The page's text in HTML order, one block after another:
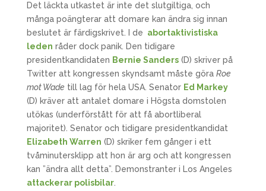
Det läckta utkastet är inte det slutgiltiga, och
många poängterar att domare kan ändra sig innan
beslutet är färdigskrivet. I de abortaktivistiska
leden råder dock panik. Den tidigare
presidentkandidaten Bernie Sanders(D) skriver på
Twitter att kongressen skyndsamt måste göra Roe
mot Wade till lag för hela USA. Senator Ed Markey
(D) kräver att antalet domare i Högsta domstolen
utökas (underförstått för att få abortliberal
majoritet). Senator och tidigare presidentkandidat
Elizabeth Warren (D) skriker fem gånger i ett
tvåminutersklipp att hon är arg och att kongressen
kan ”ändra allt detta”. Demonstranter i Los Angeles
attackerar polisbilar.